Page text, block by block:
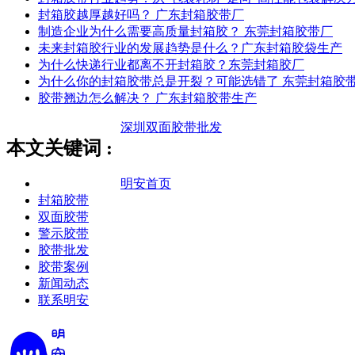
封箱胶越厚越好吗？ 广东封箱胶带厂
制造企业为什么需要高质量封箱胶？ 东莞封箱胶带厂
未来封箱胶行业的发展趋势是什么？广东封箱胶袋生产
为什么快递行业都离不开封箱胶？东莞封箱胶厂
为什么你的封箱胶带总是开裂？可能选错了 东莞封箱胶
胶带翘边怎么解决？ 广东封箱胶带生产
本文关键词 :
深圳双面胶带批发
明安首页
封箱胶带
双面胶带
警示胶带
胶带批发
胶带案例
新闻动态
联系明安